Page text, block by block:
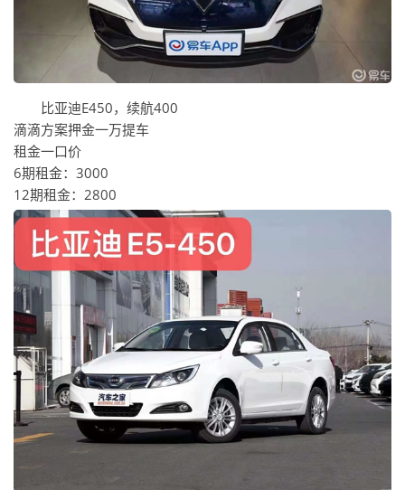
比亚迪E450，续航400
滴滴方案押金一万提车
租金一口价
6期租金：3000
12期租金：2800